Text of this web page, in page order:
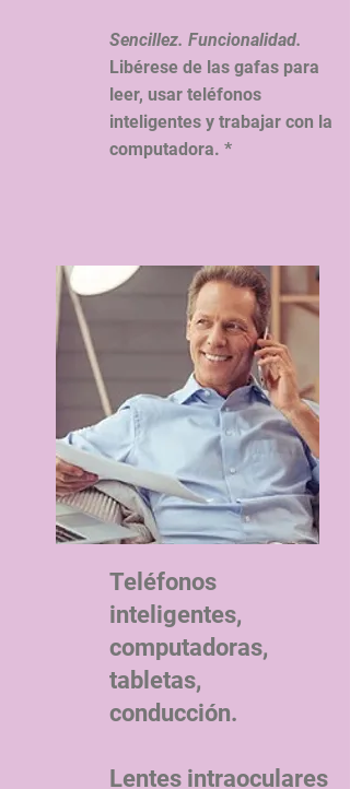
Sencillez. Funcionalidad.
Libérese de las gafas para
leer, usar teléfonos
inteligentes y trabajar con la
computadora. *
Teléfonos
inteligentes,
computadoras,
tabletas,
conducción.
Lentes intraoculares